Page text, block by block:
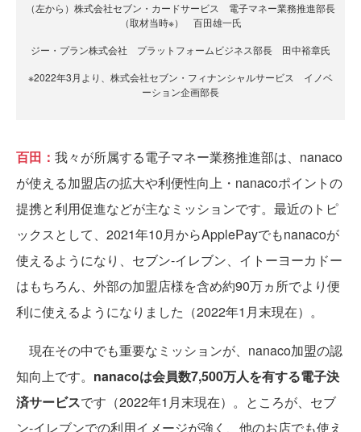
（左から）株式会社セブン・カードサービス 電子マネー業務推進部長
（取材当時※） 百田雄一氏
ジー・プラン株式会社 プラットフォームビジネス部長 田中裕章氏
※2022年3月より、株式会社セブン・フィナンシャルサービス イノベ
ーション企画部長
百田： 我々が所属する電子マネー業務推進部は、nanaco
が使える加盟店の拡大や利便性向上・nanacoポイントの
提携と利用促進などが主なミッションです。最近のトピ
ックスとして、2021年10月からApplePayでもnanacoが
使えるようになり、セブン‐イレブン、イトーヨーカドー
はもちろん、外部の加盟店様を含め約90万ヵ所でより便
利に使えるようになりました（2022年1月末現在）。
現在その中でも重要なミッションが、nanaco加盟の認
知向上です。 nanacoは会員数7,500万人を有する電子決
済サービスです（2022年1月末現在）。ところが、セブ
ン‐イレブンでの利用イメージが強く、他のお店でも使え